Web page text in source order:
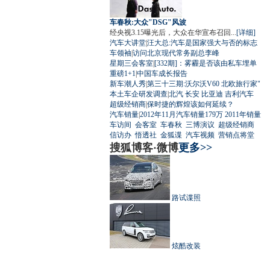
车春秋:大众"DSG"风波
经央视3.15曝光后，大众在华宣布召回... [详细]
汽车大讲堂|汪大总:汽车是国家强大与否的标志
车领袖|访问北京现代常务副总李峰
星期三会客室|[332期]：雾霾是否该由私车埋单
重磅1+1 |中国车成长报告
新车潮人秀|第三十三期:沃尔沃V60 北欧旅行家"
本土车企研发调查|北汽 长安 比亚迪 吉利汽车
超级经销商|保时捷的辉煌该如何延续？
汽车销量|2012年11月汽车销量179万 2011年销量
车访间 会客室 车春秋 三博演议 超级经销商
信访办 悟透社 金狐谍 汽车视频 营销点将堂
搜狐博客·微博更多>>
路试谍照
炫酷改装